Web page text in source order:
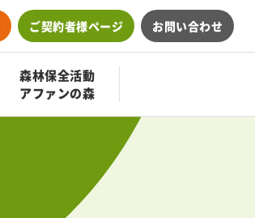
ご契約者様ページ お問い合わせ
森林保全活動
アファンの森